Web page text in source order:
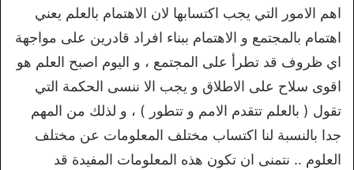
اهم الامور التي يجب اكتسابها لان الاهتمام بالعلم يعني
اهتمام بالمجتمع و الاهتمام ببناء افراد قادرين على مواجهة
اي ظروف قد تطرأ على المجتمع ، و اليوم اصبح العلم هو
اقوى سلاح على الاطلاق و يجب الا ننسى الحكمة التي
تقول ( بالعلم تتقدم الامم و تتطور ) ، و لذلك من المهم
جدا بالنسبة لنا اكتساب مختلف المعلومات عن مختلف
العلوم .. نتمنى ان تكون هذه المعلومات المفيدة قد